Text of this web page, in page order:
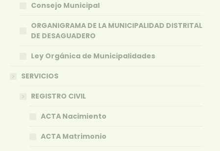
Consejo Municipal
ORGANIGRAMA DE LA MUNICIPALIDAD DISTRITAL
DE DESAGUADERO
Ley Orgánica de Municipalidades
SERVICIOS
REGISTRO CIVIL
ACTA Nacimiento
ACTA Matrimonio